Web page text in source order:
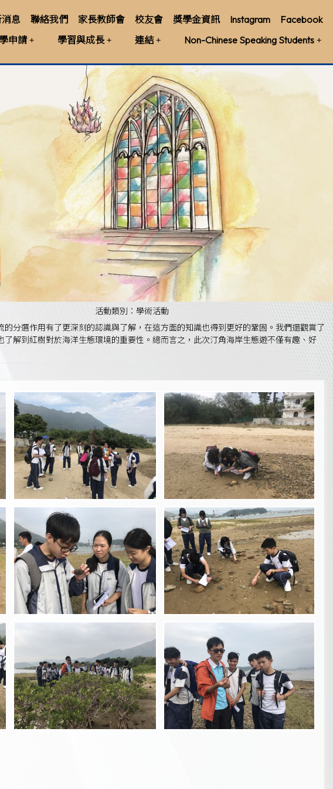
息 聯絡我們 家長教師會 校友會 獎學金資訊 Instagram
Facebook
申請 學習與成長 連結 Non-Chinese Speaking Students
活動類別：學術活動
分選作用有了更深刻的認識與了解，在這方面的知識也得到更好的鞏固。我們還觀賞了
解到紅樹對於海洋生態環境的重要性。總而言之，此次汀角海岸生態遊不僅有趣、好